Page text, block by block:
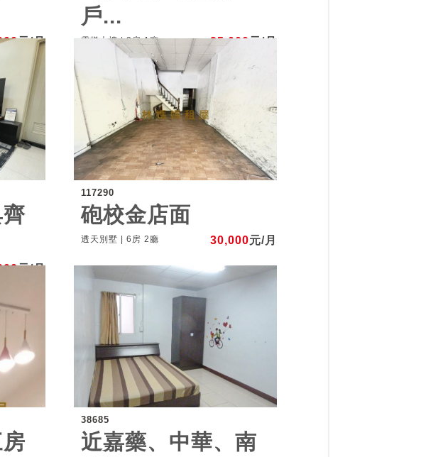
元/月
戶...
電梯大樓 | 3房 1廳 25,000 元/月
元/月
117290
砲校金店面
透天別墅 | 6房 2廳 30,000元/月
38685
近嘉藥、中華、南